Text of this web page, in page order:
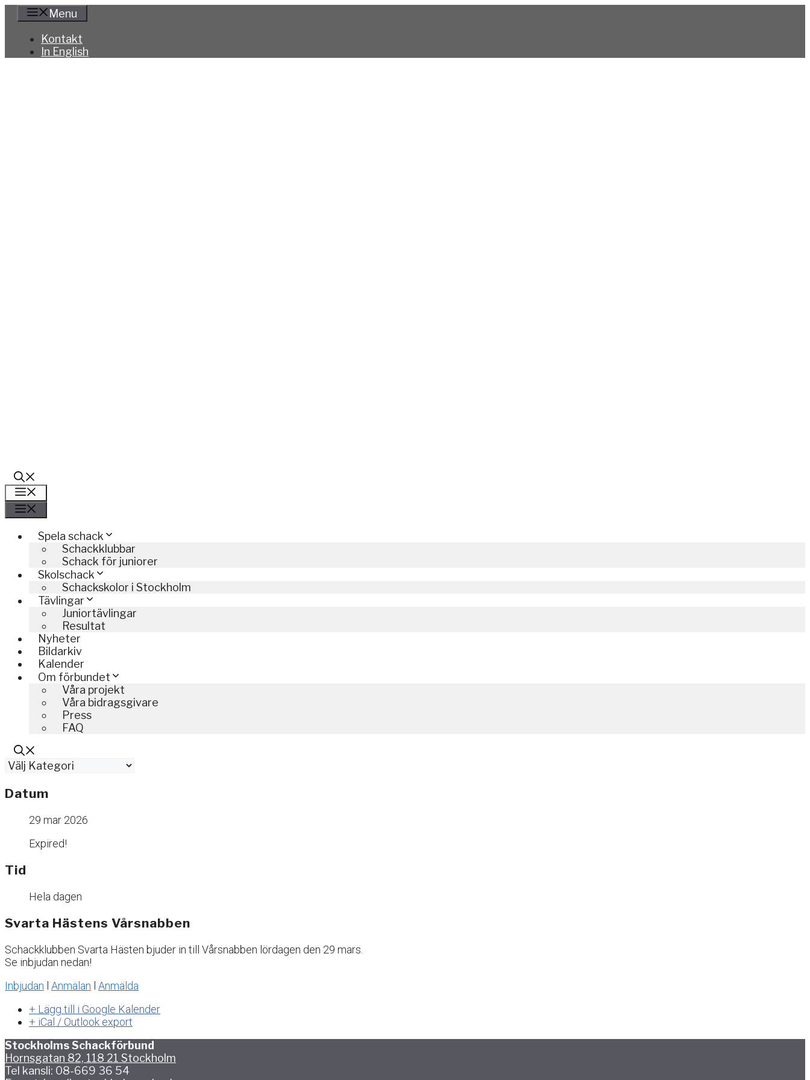
Hoppa
innehåll
Menu
Kontakt
In English
Spela schack
Schackklubbar
Schack för juniorer
Skolschack
Schackskolor i Stockholm
Tävlingar
Juniortävlingar
Resultat
Nyheter
Bildarkiv
Kalender
Om förbundet
Våra projekt
Våra bidragsgivare
Press
FAQ
Kategorier
Datum
29 mar 2026
Expired!
Tid
Hela dagen
Svarta Hästens Vårsnabben
Schackklubben Svarta Hästen bjuder in till Vårsnabben lördagen den 29 mars.
Se inbjudan nedan!
Inbjudan
Anmälan
Anmälda
+ Lägg till i Google Kalender
+ iCal / Outlook export
Stockholms Schackförbund
Hornsgatan 82, 118 21 Stockholm
Tel kansli: 08-669 36 54